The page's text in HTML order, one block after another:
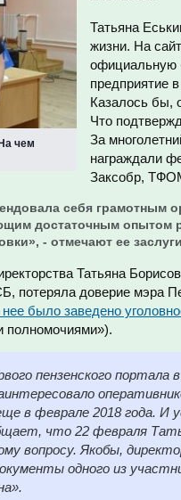
чем
Татьяна
жизни. На
официальную
предприятие
Казалось бы,
Что
За
награждали
Заксобр,
себя грамотным
достаточным опытом
- отмечают ее
Татьяна
потеряла доверие мэра
нее было заведено
полномочиями»).
пензенского портала
в феврале 2018 года. И
что 22 февраля
вопросу. Якобы,
одного из